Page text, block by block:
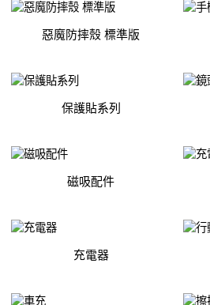
惡魔防摔殼 標準版
保護貼系列
磁吸配件
充電器